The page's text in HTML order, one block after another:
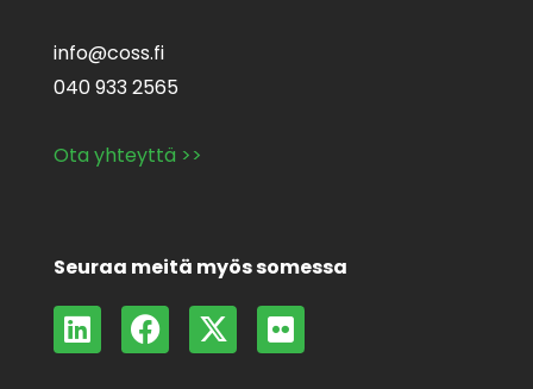
info@coss.fi
040 933 2565
Ota yhteyttä >>
Seuraa meitä myös somessa
L
i
F
a
X
-
F
l